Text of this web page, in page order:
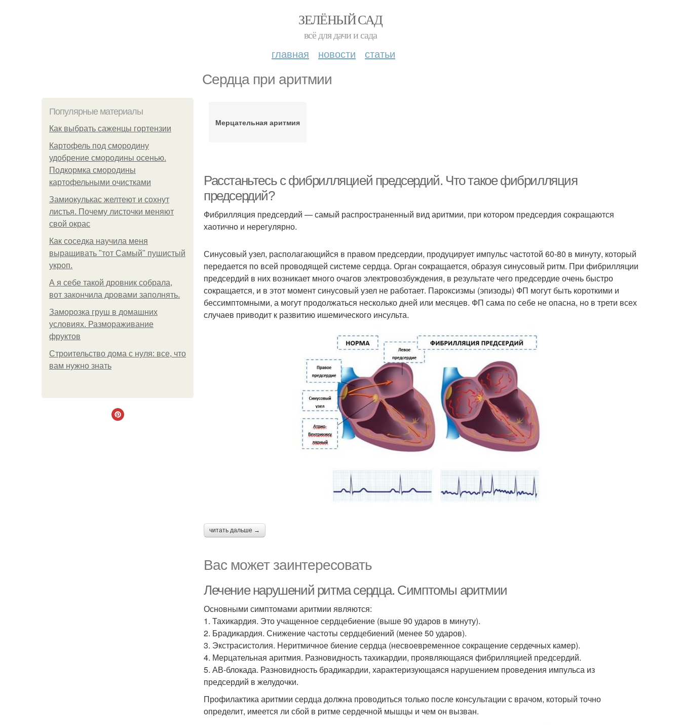
ЗЕЛЁНЫЙ САД
всё для дачи и сада
главная новости статьи
Сердца при аритмии
Популярные материалы
Как выбрать саженцы гортензии
Картофель под смородину
удобрение смородины осенью.
Подкормка смородины
картофельными очистками
Замиокулькас желтеют и сохнут
листья. Почему листочки меняют
свой окрас
Как соседка научила меня
выращивать "тот Самый" пушистый
укроп.
А я себе такой дровник собрала,
вот закончила дровами заполнять.
Заморозка груш в домашних
условиях. Размораживание
фруктов
Строительство дома с нуля: все, что
вам нужно знать
Мерцательная аритмия
Расстаньтесь с фибрилляцией предсердий. Что такое фибрилляция
предсердий?
Фибрилляция предсердий — самый распространенный вид аритмии, при котором предсердия сокращаются
хаотично и нерегулярно.
Синусовый узел, располагающийся в правом предсердии, продуцирует импульс частотой 60-80 в минуту, который
передается по всей проводящей системе сердца. Орган сокращается, образуя синусовый ритм. При фибрилляции
предсердий в них возникает много очагов электровозбуждения, в результате чего предсердие очень быстро
сокращается, и в этот момент синусовый узел не работает. Пароксизмы (эпизоды) ФП могут быть короткими и
бессимптомными, а могут продолжаться несколько дней или месяцев. ФП сама по себе не опасна, но в трети всех
случаев приводит к развитию ишемического инсульта.
читать дальше →
Вас может заинтересовать
Лечение нарушений ритма сердца. Симптомы аритмии
Основными симптомами аритмии являются:
1. Тахикардия. Это учащенное сердцебиение (выше 90 ударов в минуту).
2. Брадикардия. Снижение частоты сердцебиений (менее 50 ударов).
3. Экстрасистолия. Неритмичное биение сердца (несвоевременное сокращение сердечных камер).
4. Мерцательная аритмия. Разновидность тахикардии, проявляющаяся фибрилляцией предсердий.
5. АВ-блокада. Разновидность брадикардии, характеризующаяся нарушением проведения импульса из
предсердий в желудочки.
Профилактика аритмии сердца должна проводиться только после консультации с врачом, который точно
определит, имеется ли сбой в ритме сердечной мышцы и чем он вызван.